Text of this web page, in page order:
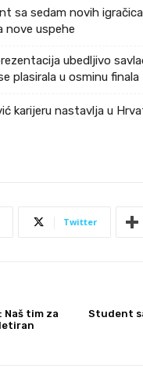
sa sedam novih
nove uspehe
ubedljivo
plasirala u osminu finala
karijeru nastavlja u
Twitter
Naš tim za
Student